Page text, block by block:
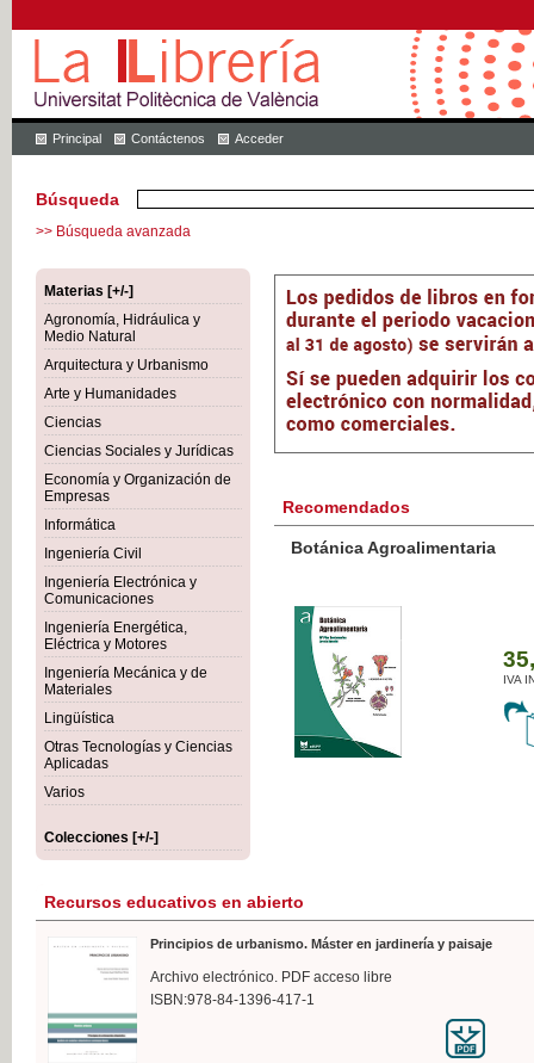
Principal Contáctenos Acceder
Búsqueda
>> Búsqueda avanzada
Materias [+/-]
Agronomía, Hidráulica y
Medio Natural
Arquitectura y Urbanismo
Arte y Humanidades
Ciencias
Ciencias Sociales y Jurídicas
Economía y Organización de
Empresas
Informática
Ingeniería Civil
Ingeniería Electrónica y
Comunicaciones
Ingeniería Energética,
Eléctrica y Motores
Ingeniería Mecánica y de
Materiales
Lingüística
Otras Tecnologías y Ciencias
Aplicadas
Varios
Colecciones [+/-]
Recomendados
Botánica Agroalimentaria
IVA
Recursos educativos en abierto
Principios de urbanismo. Máster en jardinería y paisaje
Archivo electrónico. PDF acceso libre
ISBN:978-84-1396-417-1